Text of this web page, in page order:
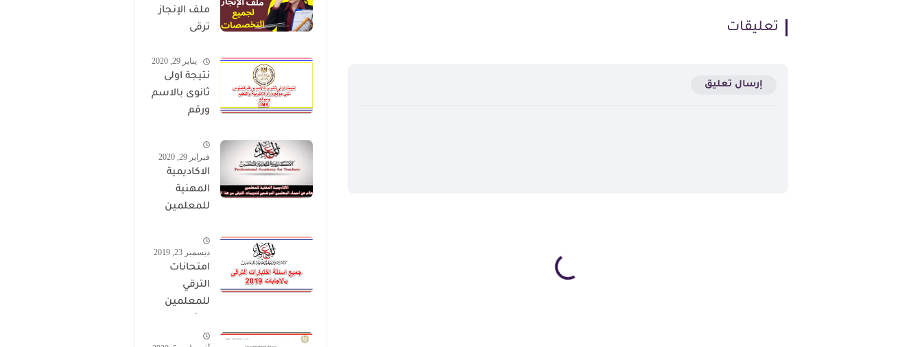
تعليقات
إرسال تعليق
ملف الإنجاز
ترقى
2024 صالح
لجميع
التخصصات
يناير 29, 2020
نتيجة اولى
ثانوى بالاسم
ورقم
موقع وزارة
التربية
والتعليم
وموقع LMS
فبراير 29, 2020
الاكاديمية
المهنية
للمعلمين
عن اسماء
المعلمين
لتدريبات
ديسمبر 23, 2019
امتحانات
الترقي
للمعلمين
حمل من هنا